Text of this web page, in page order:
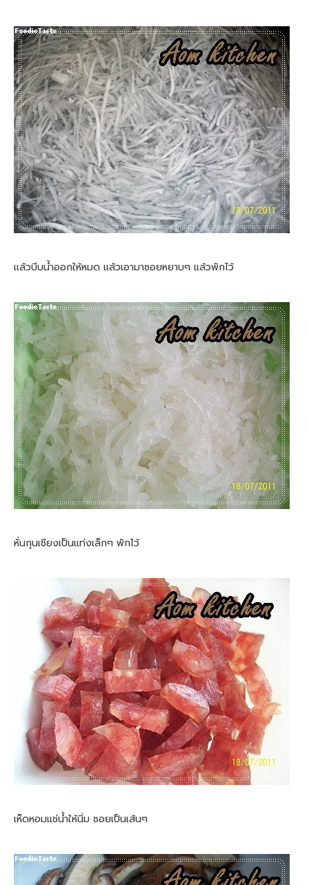
แล้วบีบน้ำออกให้หมด แล้วเอามาซอยหยาบๆ แล้วพักไว้
หั่นกุนเชียงเป็นแท่งเล็กๆ พักไว้
เห็ดหอมแช่น้ำให้นิ่ม ซอยเป็นเส้นๆ